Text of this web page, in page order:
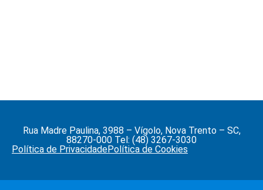
Rua Madre Paulina, 3988 – Vígolo, Nova Trento – SC,
88270-000 Tel: (48) 3267-3030
Política de PrivacidadePolítica de Cookies